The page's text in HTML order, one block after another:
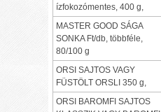
ízfokozómentes, 400 g,
MASTER GOOD SÁGA
SONKA Ft/db, többféle,
80/100 g
ORSI SAJTOS VAGY
FÜSTÖLT ORSLI 350 g,
ORSI BAROMFI SAJTOS